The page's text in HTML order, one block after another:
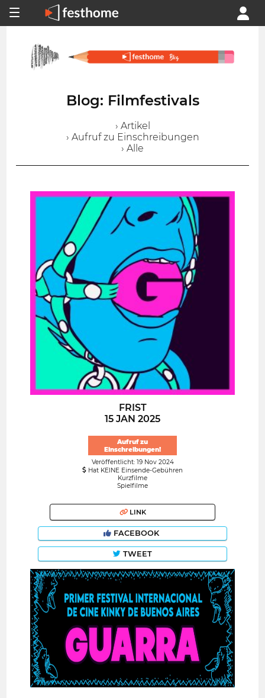
Blog: Filmfestivals
› Artikel
› Aufruf zu Einschreibungen
› Alle
FRIST
15 JAN 2025
Aufruf zu
Einschreibungen!
Veröffentlicht: 19 Nov 2024
Hat KEINE Einsende-Gebühren
Kurzfilme
Spielfilme
LINK
FACEBOOK
TWEET